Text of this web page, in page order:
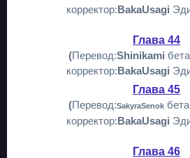
корректор:BakaUsagi
Глава 44
(Перевод:Shinikami
корректор:BakaUsagi
Глава 45
(Перевод:SakyraSenok
корректор:BakaUsagi
Глава 46